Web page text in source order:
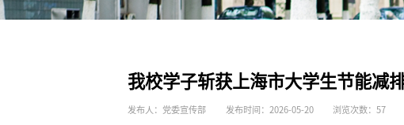
我校学子斩获上海市大学生节能减
发布人：党委宣传部 发布时间：2026-05-20 浏览次数： 57